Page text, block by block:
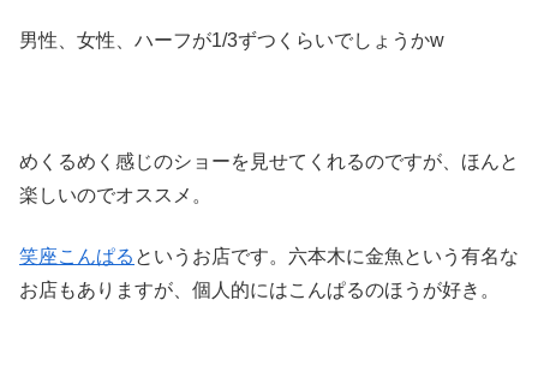
男性、女性、ハーフが1/3ずつくらいでしょうかw
めくるめく感じのショーを見せてくれるのですが、ほんと
楽しいのでオススメ。
笑座こんぱる というお店です。六本木に金魚という有名な
お店もありますが、個人的にはこんぱるのほうが好き。